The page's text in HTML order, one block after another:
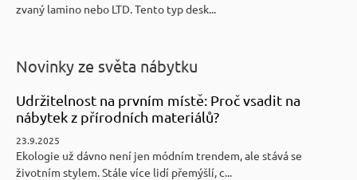
zvaný lamino nebo LTD. Tento typ desk...
Novinky ze světa nábytku
Udržitelnost na prvním místě: Proč vsadit na
nábytek z přírodních materiálů?
23.9.2025
Ekologie už dávno není jen módním trendem, ale stává se
životním stylem. Stále více lidí přemýšlí, c...